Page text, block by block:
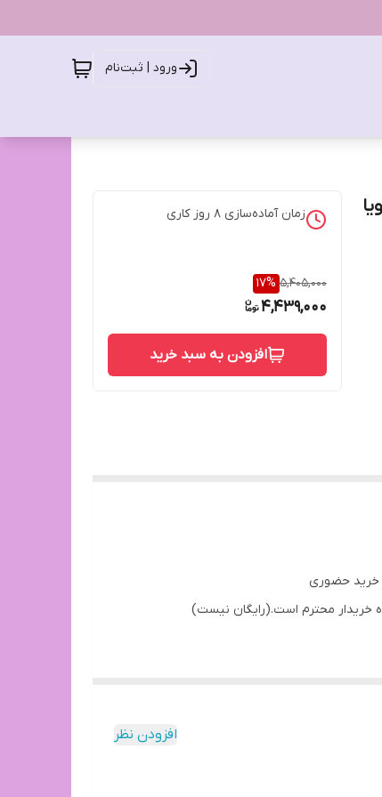
ورود | ثبت‌نام
زمان آماده‌سازی 8 روز کاری
5,405,000
17%
4,439,000
افزودن به سبد خرید
خرید حضوری
خریدار محترم است.(رایگان نیست)
افزودن نظر